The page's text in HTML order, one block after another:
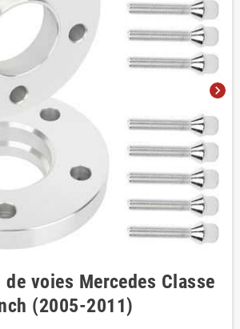
chevron_right
voies Mercedes Classe
(2005-2011)